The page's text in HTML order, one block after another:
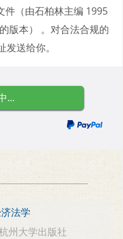
件（由石柏林主编 1995
版本） 。对合法合规的
送给你。
...
法学
州大学出版社